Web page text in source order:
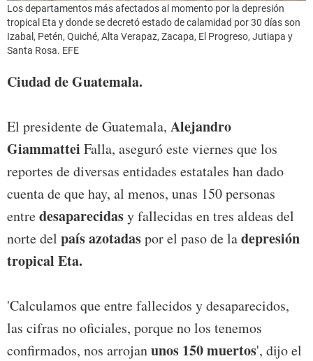
Los departamentos más afectados al momento por la depresión
tropical Eta y donde se decretó estado de calamidad por 30 días son
Izabal, Petén, Quiché, Alta Verapaz, Zacapa, El Progreso, Jutiapa y
Santa Rosa. EFE
Ciudad de Guatemala.
El presidente de Guatemala, Alejandro
Giammattei Falla, aseguró este viernes que los
reportes de diversas entidades estatales han dado
cuenta de que hay, al menos, unas 150 personas
entredesaparecidasy fallecidas en tres aldeas del
norte del país azotadaspor el paso de ladepresión
tropical Eta.
'Calculamos que entre fallecidos y desaparecidos,
las cifras no oficiales, porque no los tenemos
confirmados, nos arrojanunos 150 muertos', dijo el